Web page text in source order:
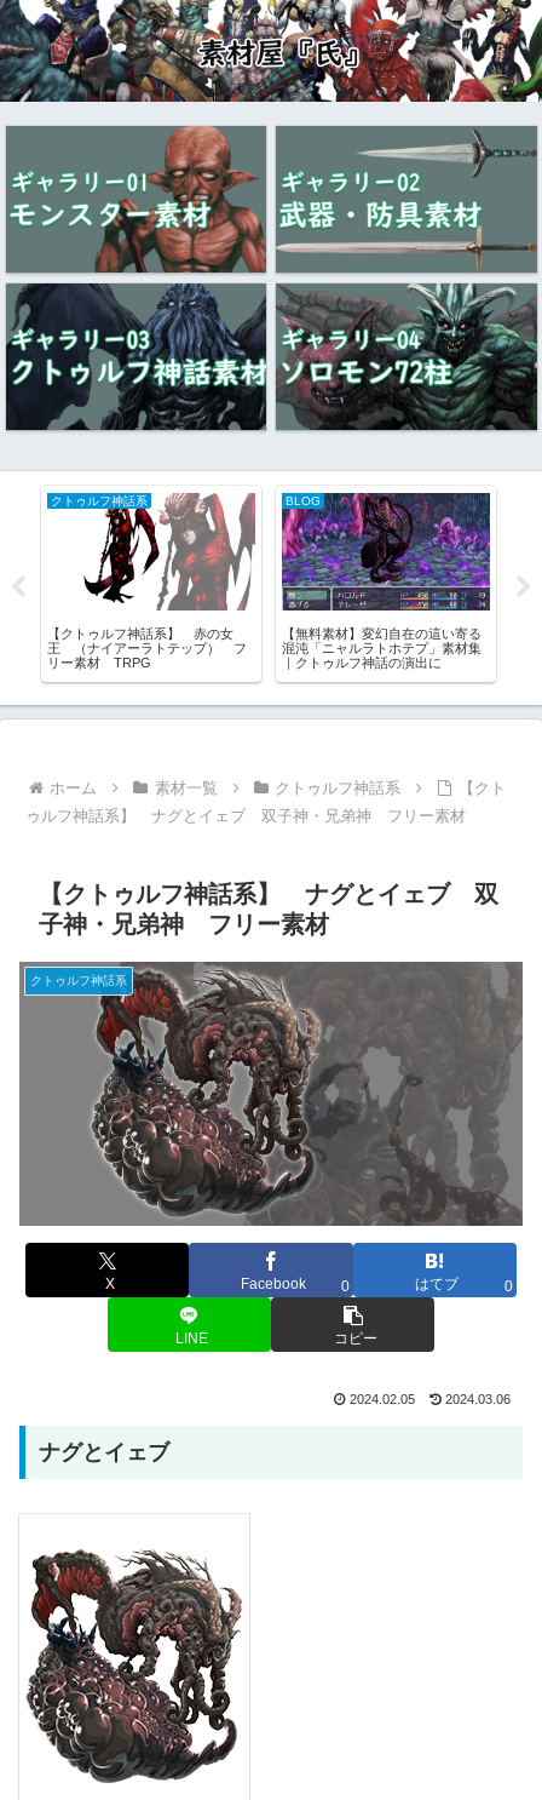
クトゥルフ神話系
【クトゥルフ神話系】 赤の女
王 （ナイアーラトテップ） フ
リー素材 TRPG
BLOG
【無料素材】変幻自在の這い寄る
混沌「ニャルラトホテプ」素材集
｜クトゥルフ神話の演出に
クトゥルフ
【クトゥ
神話生物
ホーム 素材一覧 クトゥルフ神話系
【クト
ゥルフ神話系】 ナグとイェブ 双子神・兄弟神 フリー素材
【クトゥルフ神話系】 ナグとイェブ 双
子神・兄弟神 フリー素材
クトゥルフ神話系
X Facebook 0 はてブ 0
LINE コピー
2024.02.05 2024.03.06
ナグとイェブ